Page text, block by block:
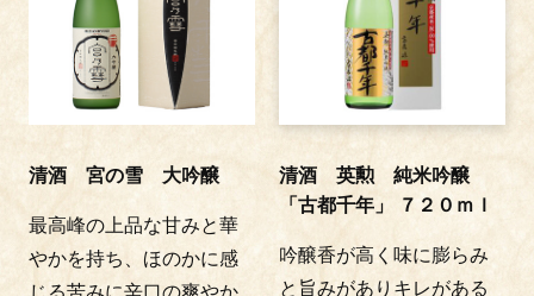
清酒 宮の雪 大吟醸
最高峰の上品な甘みと華
やかを持ち、ほのかに感
清酒 英勲 純米吟醸
「古都千年」 ７２０ｍｌ
吟醸香が高く味に膨らみ
と旨みがありキレがある